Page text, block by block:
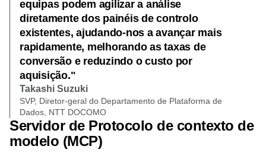
analisar a eficácia das campanhas. Com os
Agentes de IA da Amplitude, as nossas
equipas podem agilizar a análise
diretamente dos painéis de controlo
existentes, ajudando-nos a avançar mais
rapidamente, melhorando as taxas de
conversão e reduzindo o custo por
aquisição."
Takashi Suzuki
SVP, Diretor-geral do Departamento de Plataforma de
Dados, NTT DOCOMO
Servidor de Protocolo de contexto de